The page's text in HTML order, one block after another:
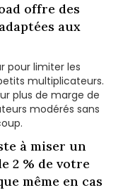
offre des
aux
pour limiter les
multiplicateurs.
plus de marge de
modérés sans
à miser un
2 % de votre
même en cas